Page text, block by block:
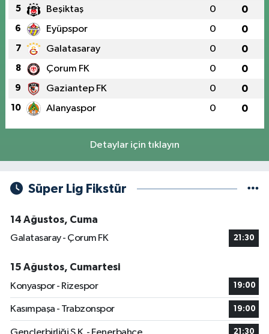
5 Beşiktaş 0 0
6 Eyüpspor 0 0
7 Galatasaray 0 0
8 Çorum FK 0 0
9 Gaziantep FK 0 0
10 Alanyaspor 0 0
Detaylar için tıklayın
Süper Lig Fikstür
14 Ağustos, Cuma
Galatasaray - Çorum FK
21:30
15 Ağustos, Cumartesi
Konyaspor - Rizespor
19:00
Kasımpaşa - Trabzonspor 19:00
21:30